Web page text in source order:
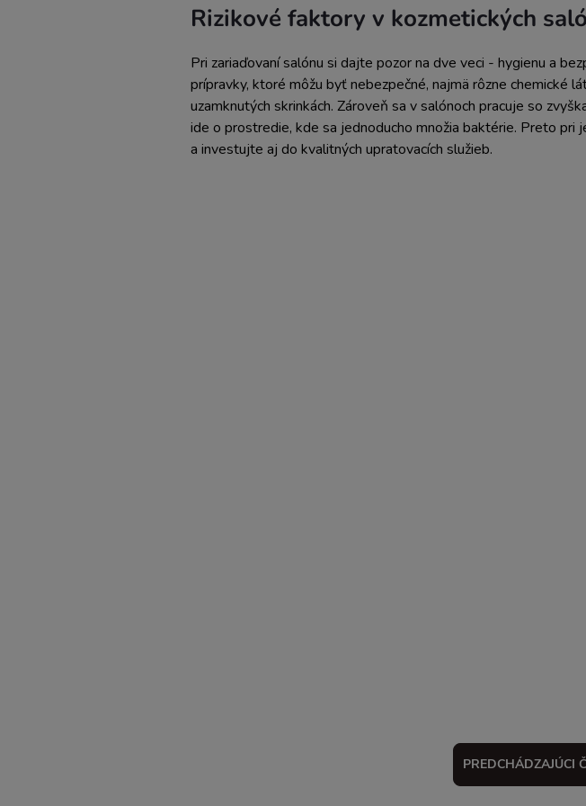
Rizikové faktory v kozmetických
Pri zariaďovaní salónu si dajte pozor na dve veci - hygienu a
prípravky, ktoré môžu byť nebezpečné, najmä rôzne chemické
uzamknutých skrinkách. Zároveň sa v salónoch pracuje so
ide o prostredie, kde sa jednoducho množia baktérie. Preto
a investujte aj do kvalitných upratovacích služieb.
PREDCHÁDZAJÚCI